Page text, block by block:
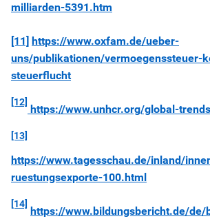
milliarden-5391.htm
[11] https://www.oxfam.de/ueber-
uns/publikationen/vermoegenssteuer-
steuerflucht
[12]
https://www.unhcr.org/global-trends
[13]
https://www.tagesschau.de/inland/
ruestungsexporte-100.html
[14]
https://www.bildungsbericht.de/de/